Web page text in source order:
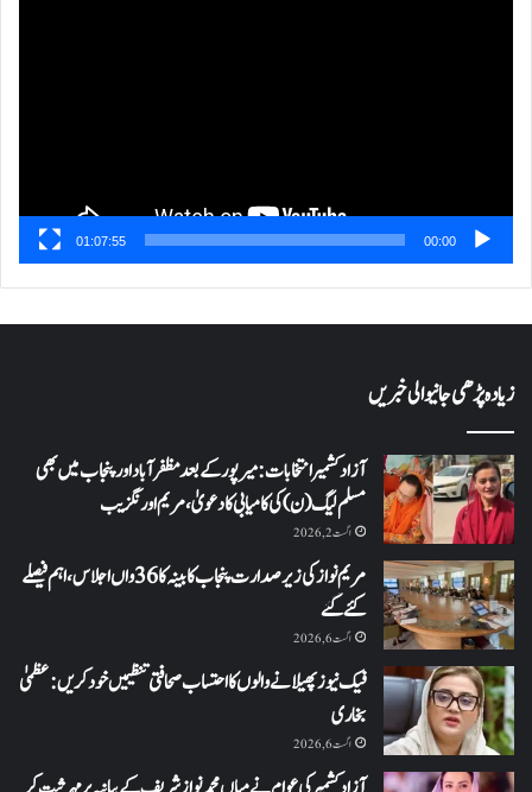
00:00
01:07:55
زیادہ پڑھی جانیوالی خبریں
آزاد کشمیر انتخابات: میرپور کے بعد مظفرآباد اور پنجاب میں بھی
مسلم لیگ (ن) کی کامیابی کا دعویٰ، مریم اورنگزیب
اگست 2, 2026
مریم نواز کی زیر صدارت پنجاب کابینہ کا 36واں اجلاس،اہم فیصلے
کئے گئے
اگست 6, 2026
فیک نیوز پھیلانے والوں کا احتساب صحافتی تنظیمیں خود کریں: عظمیٰ
بخاری
اگست 6, 2026